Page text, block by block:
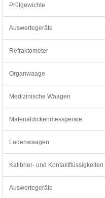
Prüfgewichte
Auswertegeräte
Refraktometer
Organwaage
Medizinische Waagen
Materialdickenmessgeräte
Ladenwaagen
Kalibrier- und Kontaktflüssigkeiten
Auswertegeräte